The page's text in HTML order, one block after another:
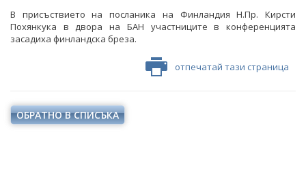
В присъствието на посланика на Финландия Н.Пр. Кирсти
Похянкука в двора на БАН участниците в конференцията
засадиха финландска бреза.
отпечатай тази страница
ОБРАТНО В СПИСЪКА